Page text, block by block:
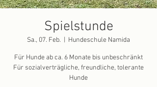
Spielstunde
Sa., 07. Feb. Hundeschule Namida
Für Hunde ab ca. 6 Monate bis unbeschränkt
Für sozialverträgliche, freundliche, tolerante
Hunde